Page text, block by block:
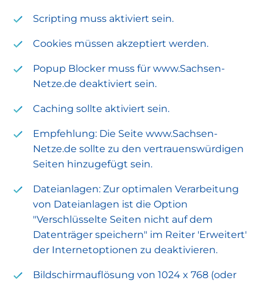
Scripting muss aktiviert sein.
Cookies müssen akzeptiert werden.
Popup Blocker muss für www.Sachsen-
Netze.de deaktiviert sein.
Caching sollte aktiviert sein.
Empfehlung: Die Seite www.Sachsen-
Netze.de sollte zu den vertrauenswürdigen
Seiten hinzugefügt sein.
Dateianlagen: Zur optimalen Verarbeitung
von Dateianlagen ist die Option
"Verschlüsselte Seiten nicht auf dem
Datenträger speichern" im Reiter 'Erweitert'
der Internetoptionen zu deaktivieren.
Bildschirmauflösung von 1024 x 768 (oder